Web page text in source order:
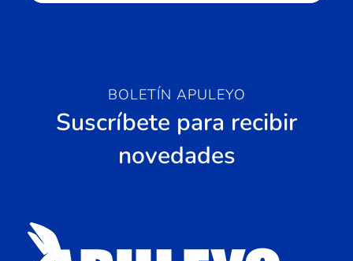
BOLETÍN APULEYO
Suscríbete para recibir
novedades